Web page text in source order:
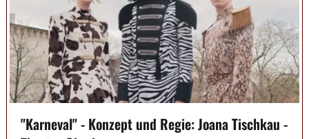
"Karneval" - Konzept und Regie: Joana Tischkau -